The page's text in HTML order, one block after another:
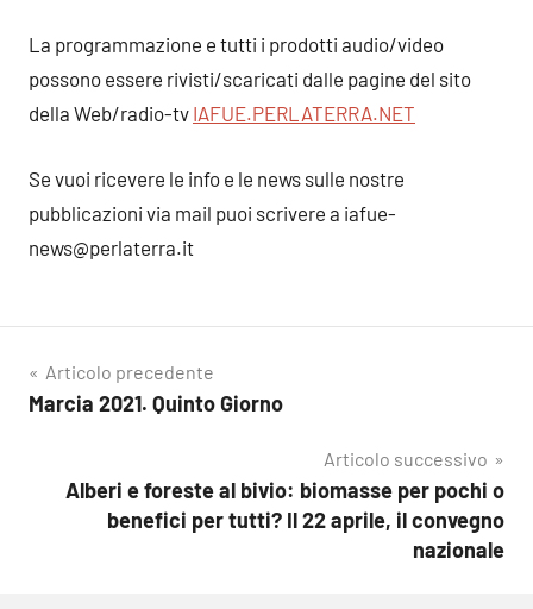
La programmazione e tutti i prodotti audio/video
possono essere rivisti/scaricati dalle pagine del sito
della Web/radio-tv IAFUE.PERLATERRA.NET
Se vuoi ricevere le info e le news sulle nostre
pubblicazioni via mail puoi scrivere a iafue-
news@perlaterra.it
Navigazione
articoli
Articolo precedente
Marcia 2021. Quinto Giorno
Articolo successivo
Alberi e foreste al bivio: biomasse per pochi o
benefici per tutti? Il 22 aprile, il convegno
nazionale